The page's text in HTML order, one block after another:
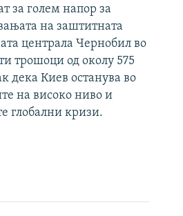
за голем напор за
на заштитната
централа Чернобил во
трошоци од околу 575
дека Киев останува во
на високо ниво и
глобални кризи.